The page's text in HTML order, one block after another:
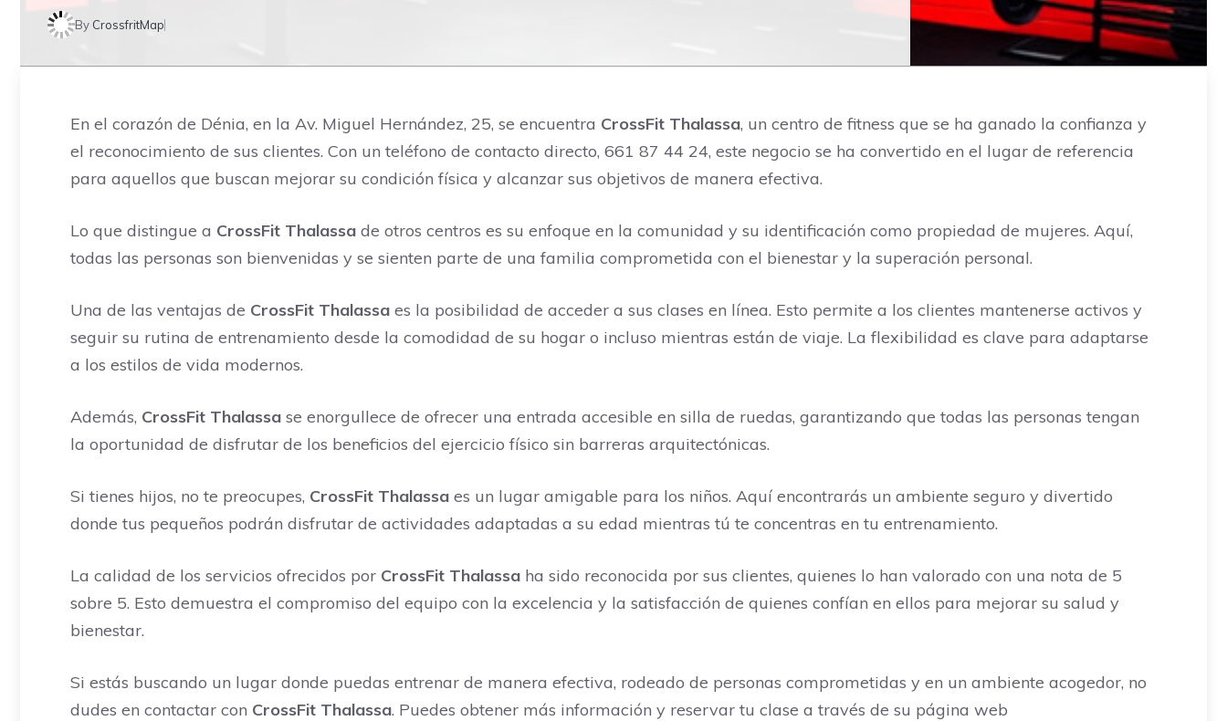
By CrossfritMap
En el corazón de Dénia, en la Av. Miguel Hernández, 25, se encuentra CrossFit Thalassa, un centro de fitness que se ha ganado la confianza y
el reconocimiento de sus clientes. Con un teléfono de contacto directo, 661 87 44 24, este negocio se ha convertido en el lugar de referencia
para aquellos que buscan mejorar su condición física y alcanzar sus objetivos de manera efectiva.
Lo que distingue a CrossFit Thalassa de otros centros es su enfoque en la comunidad y su identificación como propiedad de mujeres. Aquí,
todas las personas son bienvenidas y se sienten parte de una familia comprometida con el bienestar y la superación personal.
Una de las ventajas de CrossFit Thalassa es la posibilidad de acceder a sus clases en línea. Esto permite a los clientes mantenerse activos y
seguir su rutina de entrenamiento desde la comodidad de su hogar o incluso mientras están de viaje. La flexibilidad es clave para adaptarse
a los estilos de vida modernos.
Además, CrossFit Thalassa se enorgullece de ofrecer una entrada accesible en silla de ruedas, garantizando que todas las personas tengan
la oportunidad de disfrutar de los beneficios del ejercicio físico sin barreras arquitectónicas.
Si tienes hijos, no te preocupes, CrossFit Thalassa es un lugar amigable para los niños. Aquí encontrarás un ambiente seguro y divertido
donde tus pequeños podrán disfrutar de actividades adaptadas a su edad mientras tú te concentras en tu entrenamiento.
La calidad de los servicios ofrecidos por CrossFit Thalassa ha sido reconocida por sus clientes, quienes lo han valorado con una nota de 5
sobre 5. Esto demuestra el compromiso del equipo con la excelencia y la satisfacción de quienes confían en ellos para mejorar su salud y
bienestar.
Si estás buscando un lugar donde puedas entrenar de manera efectiva, rodeado de personas comprometidas y en un ambiente acogedor, no
dudes en contactar con CrossFit Thalassa. Puedes obtener más información y reservar tu clase a través de su página web